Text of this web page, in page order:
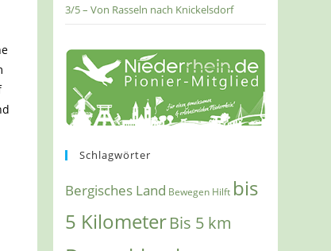
3/5 – Von Rasseln nach Knickelsdorf
Schlagwörter
Bergisches Land Bewegen Hilft bis
5 KilometerBis 5 km